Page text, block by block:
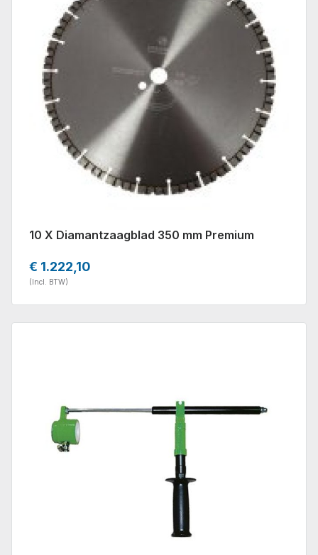
10 X Diamantzaagblad 350 mm Premium
€ 1.222,10
(Incl. BTW)